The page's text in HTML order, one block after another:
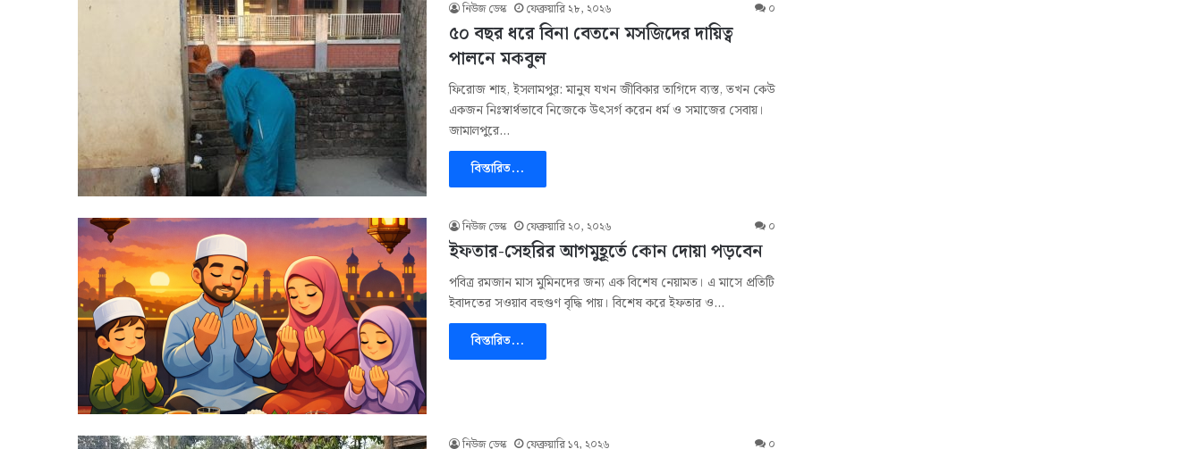
নিউজ ডেস্ক ফেব্রুয়ারি ২৮, ২০২৬ ০
৫০ বছর ধরে বিনা বেতনে মসজিদের দায়িত্ব
পালনে মকবুল
ফিরোজ শাহ, ইসলামপুর: মানুষ যখন জীবিকার তাগিদে ব্যস্ত, তখন কেউ
একজন নিঃস্বার্থভাবে নিজেকে উৎসর্গ করেন ধর্ম ও সমাজের সেবায়।
জামালপুরে…
বিস্তারিত...
নিউজ ডেস্ক ফেব্রুয়ারি ২০, ২০২৬ ০
ইফতার-সেহরির আগমুহূর্তে কোন দোয়া পড়বেন
পবিত্র রমজান মাস মুমিনদের জন্য এক বিশেষ নেয়ামত। এ মাসে প্রতিটি
ইবাদতের সওয়াব বহুগুণ বৃদ্ধি পায়। বিশেষ করে ইফতার ও…
বিস্তারিত...
নিউজ ডেস্ক ফেব্রুয়ারি ১৭, ২০২৬ ০